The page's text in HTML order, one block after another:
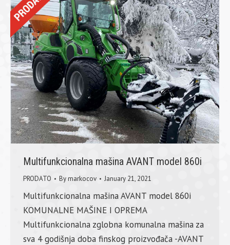
Multifunkcionalna mašina AVANT model 860i
PRODATO Bymarkocov January 21, 2021
Multifunkcionalna mašina AVANT model 860i
KOMUNALNE MAŠINE I OPREMA
Multifunkcionalna zglobna komunalna mašina za
sva 4 godišnja doba finskog proizvođača -AVANT